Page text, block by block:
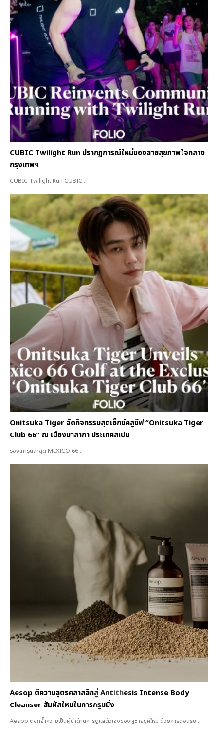
CUBIC Twilight Run ปรากฏการณ์ใหม่ของสายสุขภาพใจกลาง
กรุงเทพฯ
CUBIC Twilight Run CUBIC...
Onitsuka Tiger จัดกิจกรรมสุดเอ็กซ์คลูซีฟ “Onitsuka Tiger
Club 66” ณ เมืองมาลากา ประเทศสเปน
รองเท้ารุ่นล่าสุด MEXICO 66...
Aesop ตีความสูตรคลาสสิกสู่ Antithesis Intense Body
Cleanser สัมผัสใหม่ในการกรูมมิ่ง
Aesop ตอกย้ำความเป็นผู้นำด้านการดูแลตัวเองของผู้ชายยุคใหม่ ด้วยการต้อนรับ...